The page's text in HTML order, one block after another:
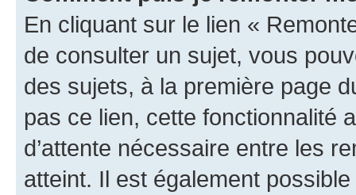
En cliquant sur le lien «
de consulter un sujet, vous
des sujets, à la première page
pas ce lien, cette fonctionnalité
d’attente nécessaire entre les
atteint. Il est également